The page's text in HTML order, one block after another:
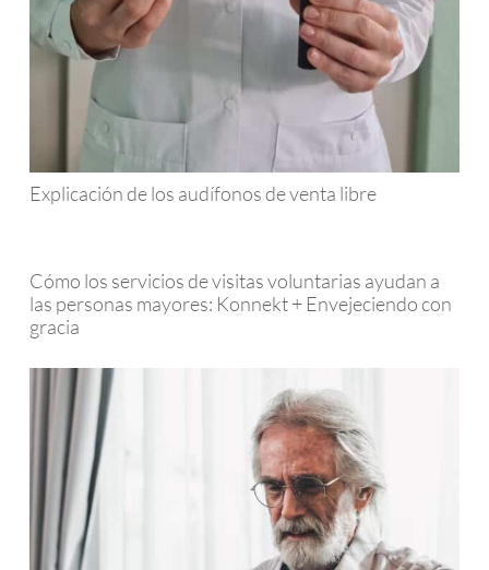
Explicación de los audífonos de venta libre
Cómo los servicios de visitas voluntarias ayudan a
las personas mayores: Konnekt + Envejeciendo con
gracia